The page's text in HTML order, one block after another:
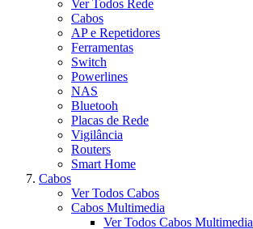
Ver Todos Rede
Cabos
AP e Repetidores
Ferramentas
Switch
Powerlines
NAS
Bluetooh
Placas de Rede
Vigilância
Routers
Smart Home
Cabos
Ver Todos Cabos
Cabos Multimedia
Ver Todos Cabos Multimedia